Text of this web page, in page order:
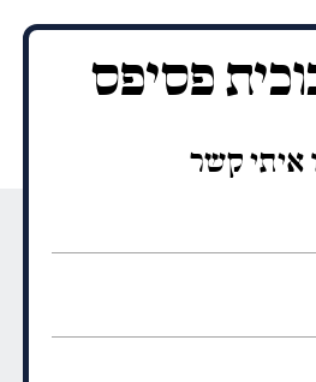
פסיפס
איתי קשר
(חובה)
(חובה)